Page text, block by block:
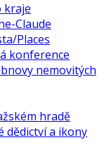
kraje
Claude
Places
konference
nemovitých
hradě
dědictví a ikony